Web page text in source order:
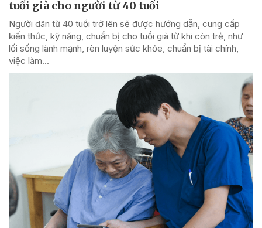
tuổi già cho người từ 40 tuổi
Người dân từ 40 tuổi trở lên sẽ được hướng dẫn, cung cấp
kiến thức, kỹ năng, chuẩn bị cho tuổi già từ khi còn trẻ, như
lối sống lành mạnh, rèn luyện sức khỏe, chuẩn bị tài chính,
việc làm...